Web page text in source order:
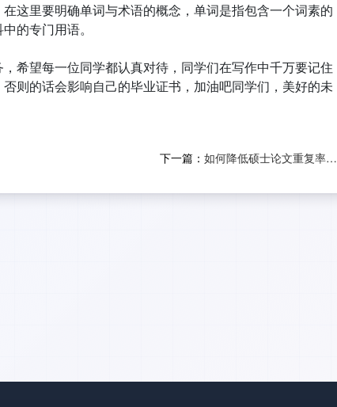
这里要明确单词与术语的概念，单词是指包含一个词素的
的专门用语。
希望每一位同学都认真对待，同学们在写作中千万要记住
则的话会影响自己的毕业证书，加油吧同学们，美好的未
下一篇： 如何降低硕士论文重复率，有什么技巧？